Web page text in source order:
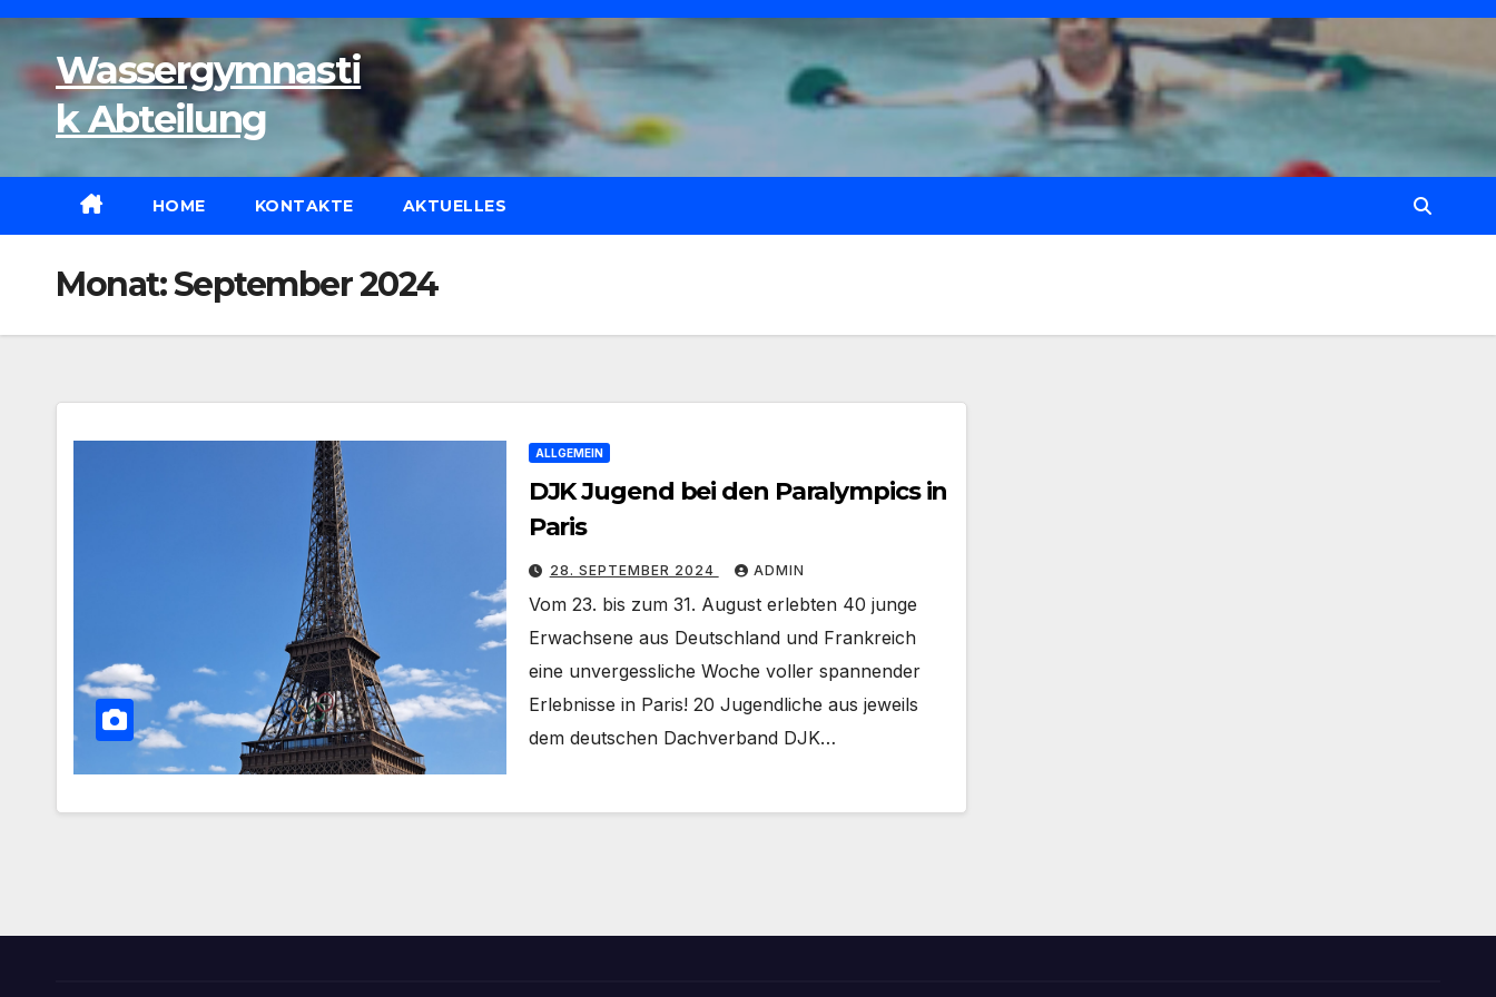
Zum
wechselnWassergymnasti
k Abteilung
HOME KONTAKTE AKTUELLES
Monat:September 2024
ALLGEMEIN
DJK Jugend bei den Paralympics in
Paris
28. SEPTEMBER 2024 ADMIN
Vom 23. bis zum 31. August erlebten 40 junge
Erwachsene aus Deutschland und Frankreich
eine unvergessliche Woche voller spannender
Erlebnisse in Paris! 20 Jugendliche aus jeweils
dem deutschen Dachverband DJK…